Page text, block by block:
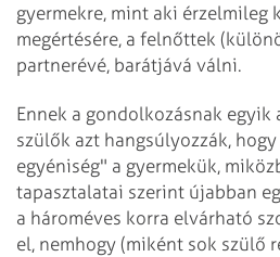
gyermekre, mint aki érzelmileg
megértésére, a felnőttek
partnerévé, barátjává válni.
Ennek a gondolkozásnak egyik
szülők azt hangsúlyozzák,
egyéniség" a gyermekük,
tapasztalatai szerint újabban
a hároméves korra elvárható
el, nemhogy (miként sok szülő